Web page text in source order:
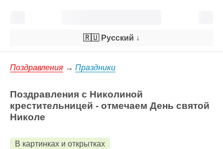
🇷🇺 Русский ↓
Поздравления → Праздники
Поздравления с Николиной
крестительницей - отмечаем День святой
Николе
В картинках и открытках